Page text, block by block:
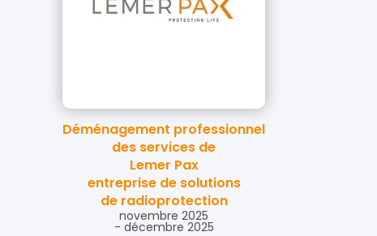
Déménagement professionnel
des services de
Lemer Pax
entreprise de solutions
de radioprotection
novembre 2025
- décembre 2025